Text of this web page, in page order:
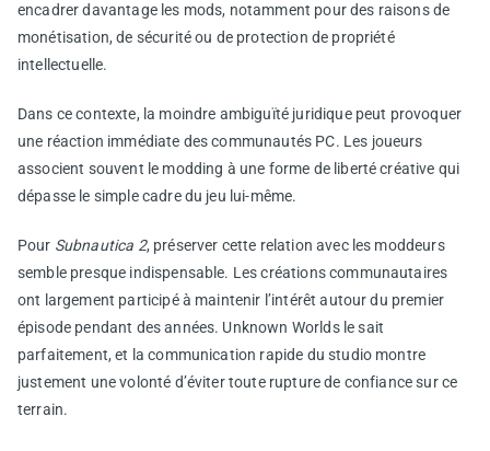
encadrer davantage les mods, notamment pour des raisons de
monétisation, de sécurité ou de protection de propriété
intellectuelle.
Dans ce contexte, la moindre ambiguïté juridique peut provoquer
une réaction immédiate des communautés PC. Les joueurs
associent souvent le modding à une forme de liberté créative qui
dépasse le simple cadre du jeu lui-même.
Pour Subnautica 2, préserver cette relation avec les moddeurs
semble presque indispensable. Les créations communautaires
ont largement participé à maintenir l’intérêt autour du premier
épisode pendant des années. Unknown Worlds le sait
parfaitement, et la communication rapide du studio montre
justement une volonté d’éviter toute rupture de confiance sur ce
terrain.